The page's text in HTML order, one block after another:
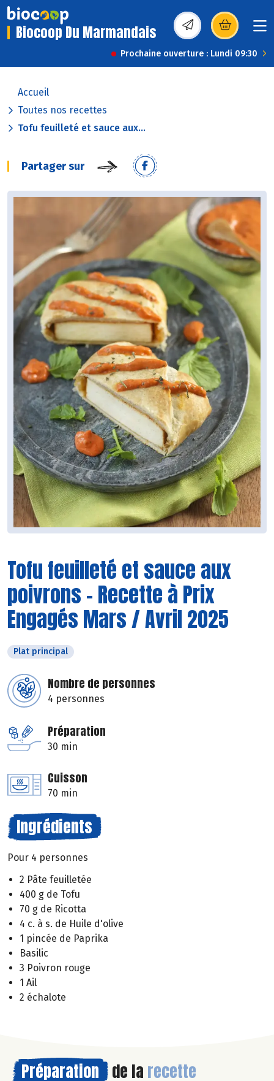
Biocoop Du Marmandais (s’ouvre dans une
Prochaine ouverture : Lundi 09:30
Accueil
Toutes nos recettes
Tofu feuilleté et sauce aux...
Partager sur
Tofu feuilleté et sauce aux
poivrons - Recette à Prix
Engagés Mars / Avril 2025
Plat principal
Nombre de personnes
4 personnes
Préparation
30 min
Cuisson
70 min
Ingrédients
Pour 4 personnes
2 Pâte feuilletée
400 g de Tofu
70 g de Ricotta
4 c. à s. de Huile d'olive
1 pincée de Paprika
Basilic
3 Poivron rouge
1 Ail
2 échalote
Préparation de la recette